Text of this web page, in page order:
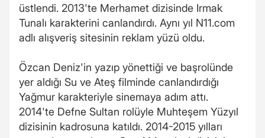
üstlendi. 2013'te Merhamet dizisinde Irmak
Tunalı karakterini canlandırdı. Aynı yıl N11.com
adlı alışveriş sitesinin reklam yüzü oldu.
Özcan Deniz'in yazıp yönettiği ve başrolünde
yer aldığı Su ve Ateş filminde canlandırdığı
Yağmur karakteriyle sinemaya adım attı.
2014'te Defne Sultan rolüyle Muhteşem Yüzyıl
dizisinin kadrosuna katıldı. 2014-2015 yılları